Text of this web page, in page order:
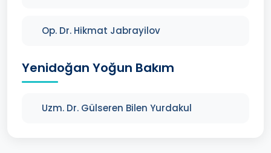
Op. Dr. Hikmat Jabrayilov
Yenidoğan Yoğun Bakım
Uzm. Dr. Gülseren Bilen Yurdakul